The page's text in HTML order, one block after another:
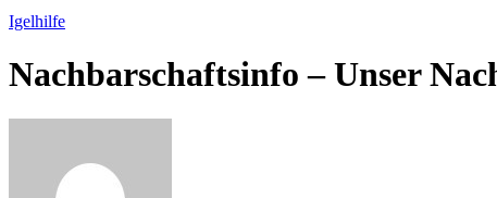
Igelhilfe
Nachbarschaftsinfo – Unser